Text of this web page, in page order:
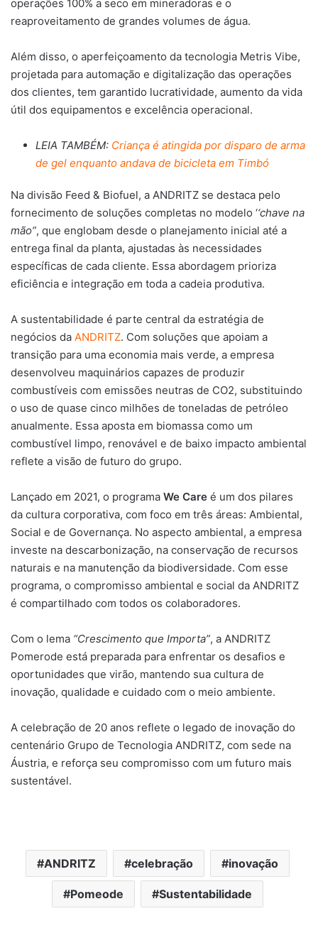
operações 100% a seco em mineradoras e o
reaproveitamento de grandes volumes de água.
Além disso, o aperfeiçoamento da tecnologia Metris Vibe,
projetada para automação e digitalização das operações
dos clientes, tem garantido lucratividade, aumento da vida
útil dos equipamentos e excelência operacional.
LEIA TAMBÉM: Criança é atingida por disparo de arma
de gel enquanto andava de bicicleta em Timbó
Na divisão Feed & Biofuel, a ANDRITZ se destaca pelo
fornecimento de soluções completas no modelo ‘‘chave na
mão”, que englobam desde o planejamento inicial até a
entrega final da planta, ajustadas às necessidades
específicas de cada cliente. Essa abordagem prioriza
eficiência e integração em toda a cadeia produtiva.
A sustentabilidade é parte central da estratégia de
negócios da ANDRITZ. Com soluções que apoiam a
transição para uma economia mais verde, a empresa
desenvolveu maquinários capazes de produzir
combustíveis com emissões neutras de CO2, substituindo
o uso de quase cinco milhões de toneladas de petróleo
anualmente. Essa aposta em biomassa como um
combustível limpo, renovável e de baixo impacto ambiental
reflete a visão de futuro do grupo.
Lançado em 2021, o programa We Care é um dos pilares
da cultura corporativa, com foco em três áreas: Ambiental,
Social e de Governança. No aspecto ambiental, a empresa
investe na descarbonização, na conservação de recursos
naturais e na manutenção da biodiversidade. Com esse
programa, o compromisso ambiental e social da ANDRITZ
é compartilhado com todos os colaboradores.
Com o lema “Crescimento que Importa”, a ANDRITZ
Pomerode está preparada para enfrentar os desafios e
oportunidades que virão, mantendo sua cultura de
inovação, qualidade e cuidado com o meio ambiente.
A celebração de 20 anos reflete o legado de inovação do
centenário Grupo de Tecnologia ANDRITZ, com sede na
Áustria, e reforça seu compromisso com um futuro mais
sustentável.
ANDRITZ celebração inovação
Pomeode Sustentabilidade